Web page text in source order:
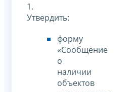
1.
Утвердить:
форму
«Сообщение
о
наличии
объектов